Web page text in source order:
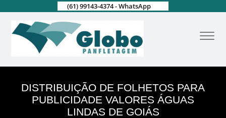
(61) 99143-4374 - WhatsApp
DISTRIBUIÇÃO DE FOLHETOS PARA
PUBLICIDADE VALORES ÁGUAS
LINDAS DE GOIÁS